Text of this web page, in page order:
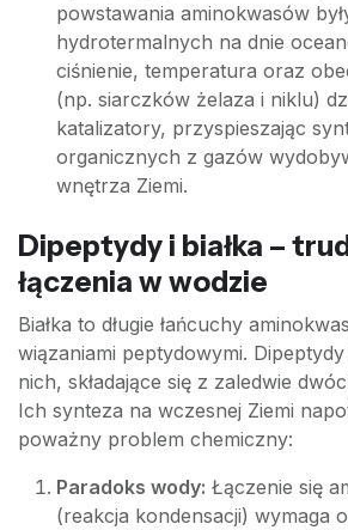
powstawania aminokwasów
hydrotermalnych na dnie
ciśnienie, temperatura oraz
(np. siarczków żelaza i niklu)
katalizatory, przyspieszając
organicznych z gazów
wnętrza Ziemi.
Dipeptydy i białka –
łączenia w wodzie
Białka to długie łańcuchy
wiązaniami peptydowymi.
nich, składające się z zaledwie
Ich synteza na wczesnej Ziemi
poważny problem chemiczny:
Paradoks wody: Łączenie się
(reakcja kondensacji) wymaga